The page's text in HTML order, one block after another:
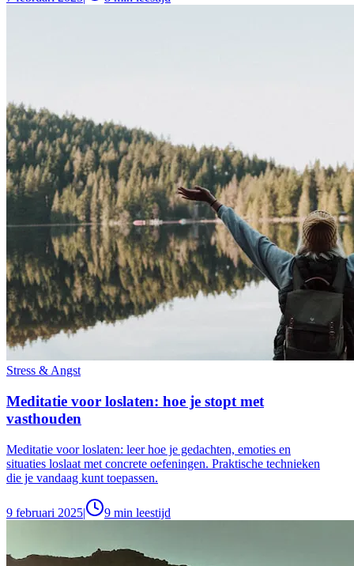
Stress & Angst
Meditatie voor loslaten: hoe je stopt met
vasthouden
Meditatie voor loslaten: leer hoe je gedachten, emoties en
situaties loslaat met concrete oefeningen. Praktische technieken
die je vandaag kunt toepassen.
9 februari 2025| 9 min leestijd